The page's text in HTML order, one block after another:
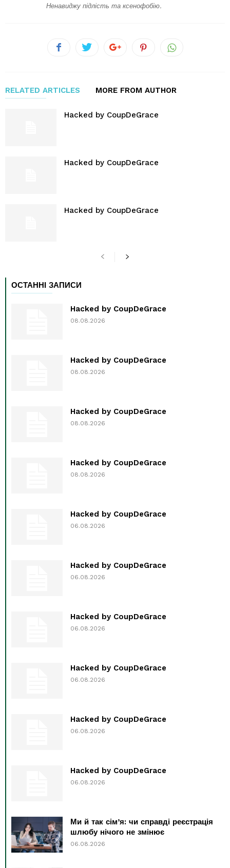
Ненавиджу підлість та ксенофобію.
RELATED ARTICLES MORE FROM AUTHOR
Hacked by CoupDeGrace
Hacked by CoupDeGrace
Hacked by CoupDeGrace
ОСТАННІ ЗАПИСИ
Hacked by CoupDeGrace
08.08.2026
Hacked by CoupDeGrace
08.08.2026
Hacked by CoupDeGrace
08.08.2026
Hacked by CoupDeGrace
08.08.2026
Hacked by CoupDeGrace
06.08.2026
Hacked by CoupDeGrace
06.08.2026
Hacked by CoupDeGrace
06.08.2026
Hacked by CoupDeGrace
06.08.2026
Hacked by CoupDeGrace
06.08.2026
Hacked by CoupDeGrace
06.08.2026
Ми й так сім’я: чи справді реєстрація
шлюбу нічого не змінює
06.08.2026